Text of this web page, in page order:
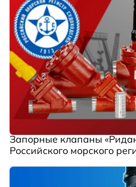
Запорные клапаны
Российского морского